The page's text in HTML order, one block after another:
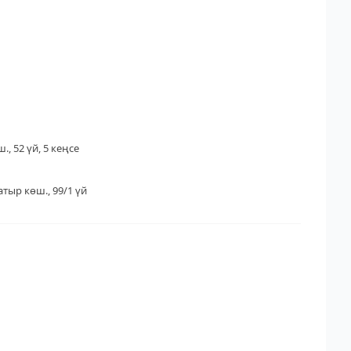
52 үй, 5 кеңсе
көш., 99/1 үй